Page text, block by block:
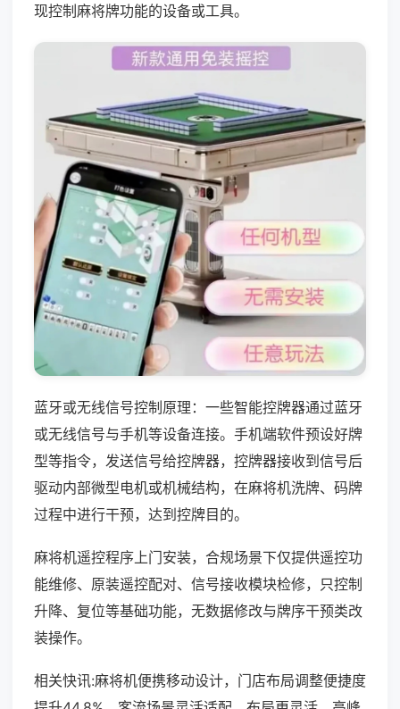
现控制麻将牌功能的设备或工具。
蓝牙或无线信号控制原理：一些智能控牌器通过蓝牙
或无线信号与手机等设备连接。手机端软件预设好牌
型等指令，发送信号给控牌器，控牌器接收到信号后
驱动内部微型电机或机械结构，在麻将机洗牌、码牌
过程中进行干预，达到控牌目的。
麻将机遥控程序上门安装，合规场景下仅提供遥控功
能维修、原装遥控配对、信号接收模块检修，只控制
升降、复位等基础功能，无数据修改与牌序干预类改
装操作。
相关快讯:麻将机便携移动设计，门店布局调整便捷度